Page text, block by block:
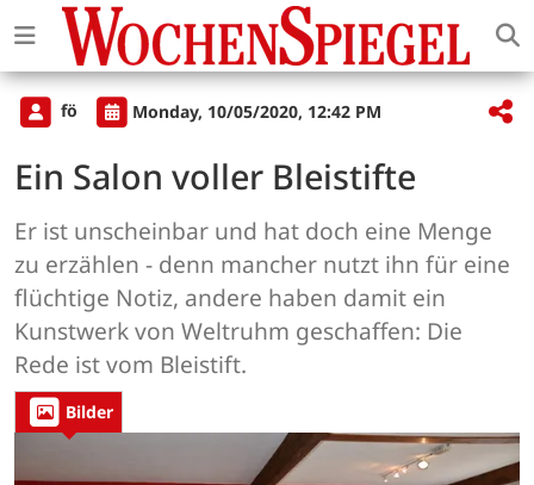
fö Monday, 10/05/2020, 12:42 PM
Ein Salon voller Bleistifte
Er ist unscheinbar und hat doch eine Menge
zu erzählen - denn mancher nutzt ihn für eine
flüchtige Notiz, andere haben damit ein
Kunstwerk von Weltruhm geschaffen: Die
Rede ist vom Bleistift.
Bilder